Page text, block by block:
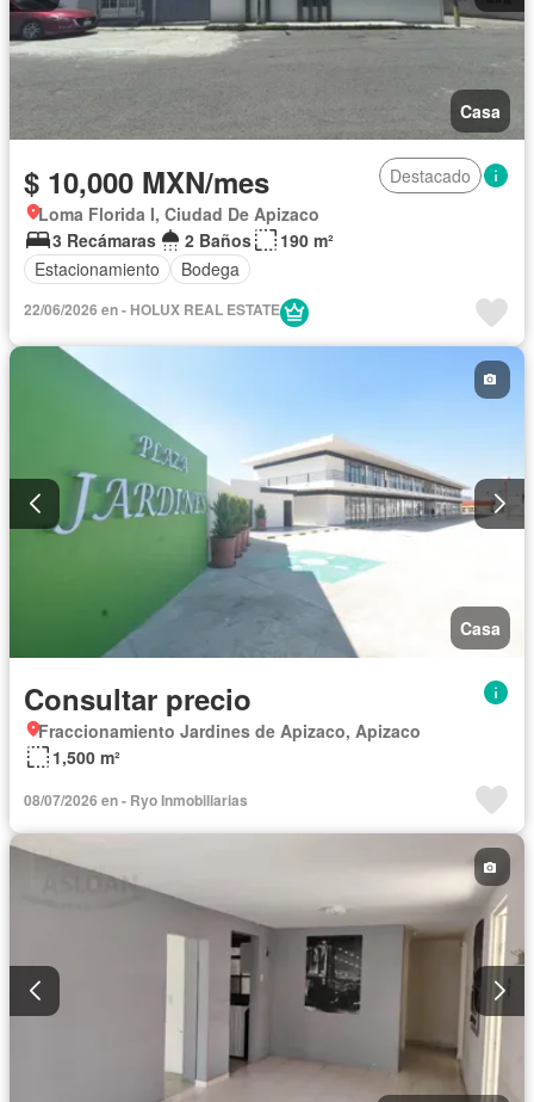
Casa
$ 10,000 MXN/mes
Destacado
Loma Florida I, Ciudad De Apizaco
3 Recámaras
2 Baños
190 m²
Estacionamiento
Bodega
22/06/2026 en - HOLUX REAL ESTATE
Casa
Consultar precio
Fraccionamiento Jardines de Apizaco, Apizaco
1,500 m²
08/07/2026 en - Ryo Inmobiliarias